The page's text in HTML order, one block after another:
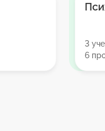
3
6